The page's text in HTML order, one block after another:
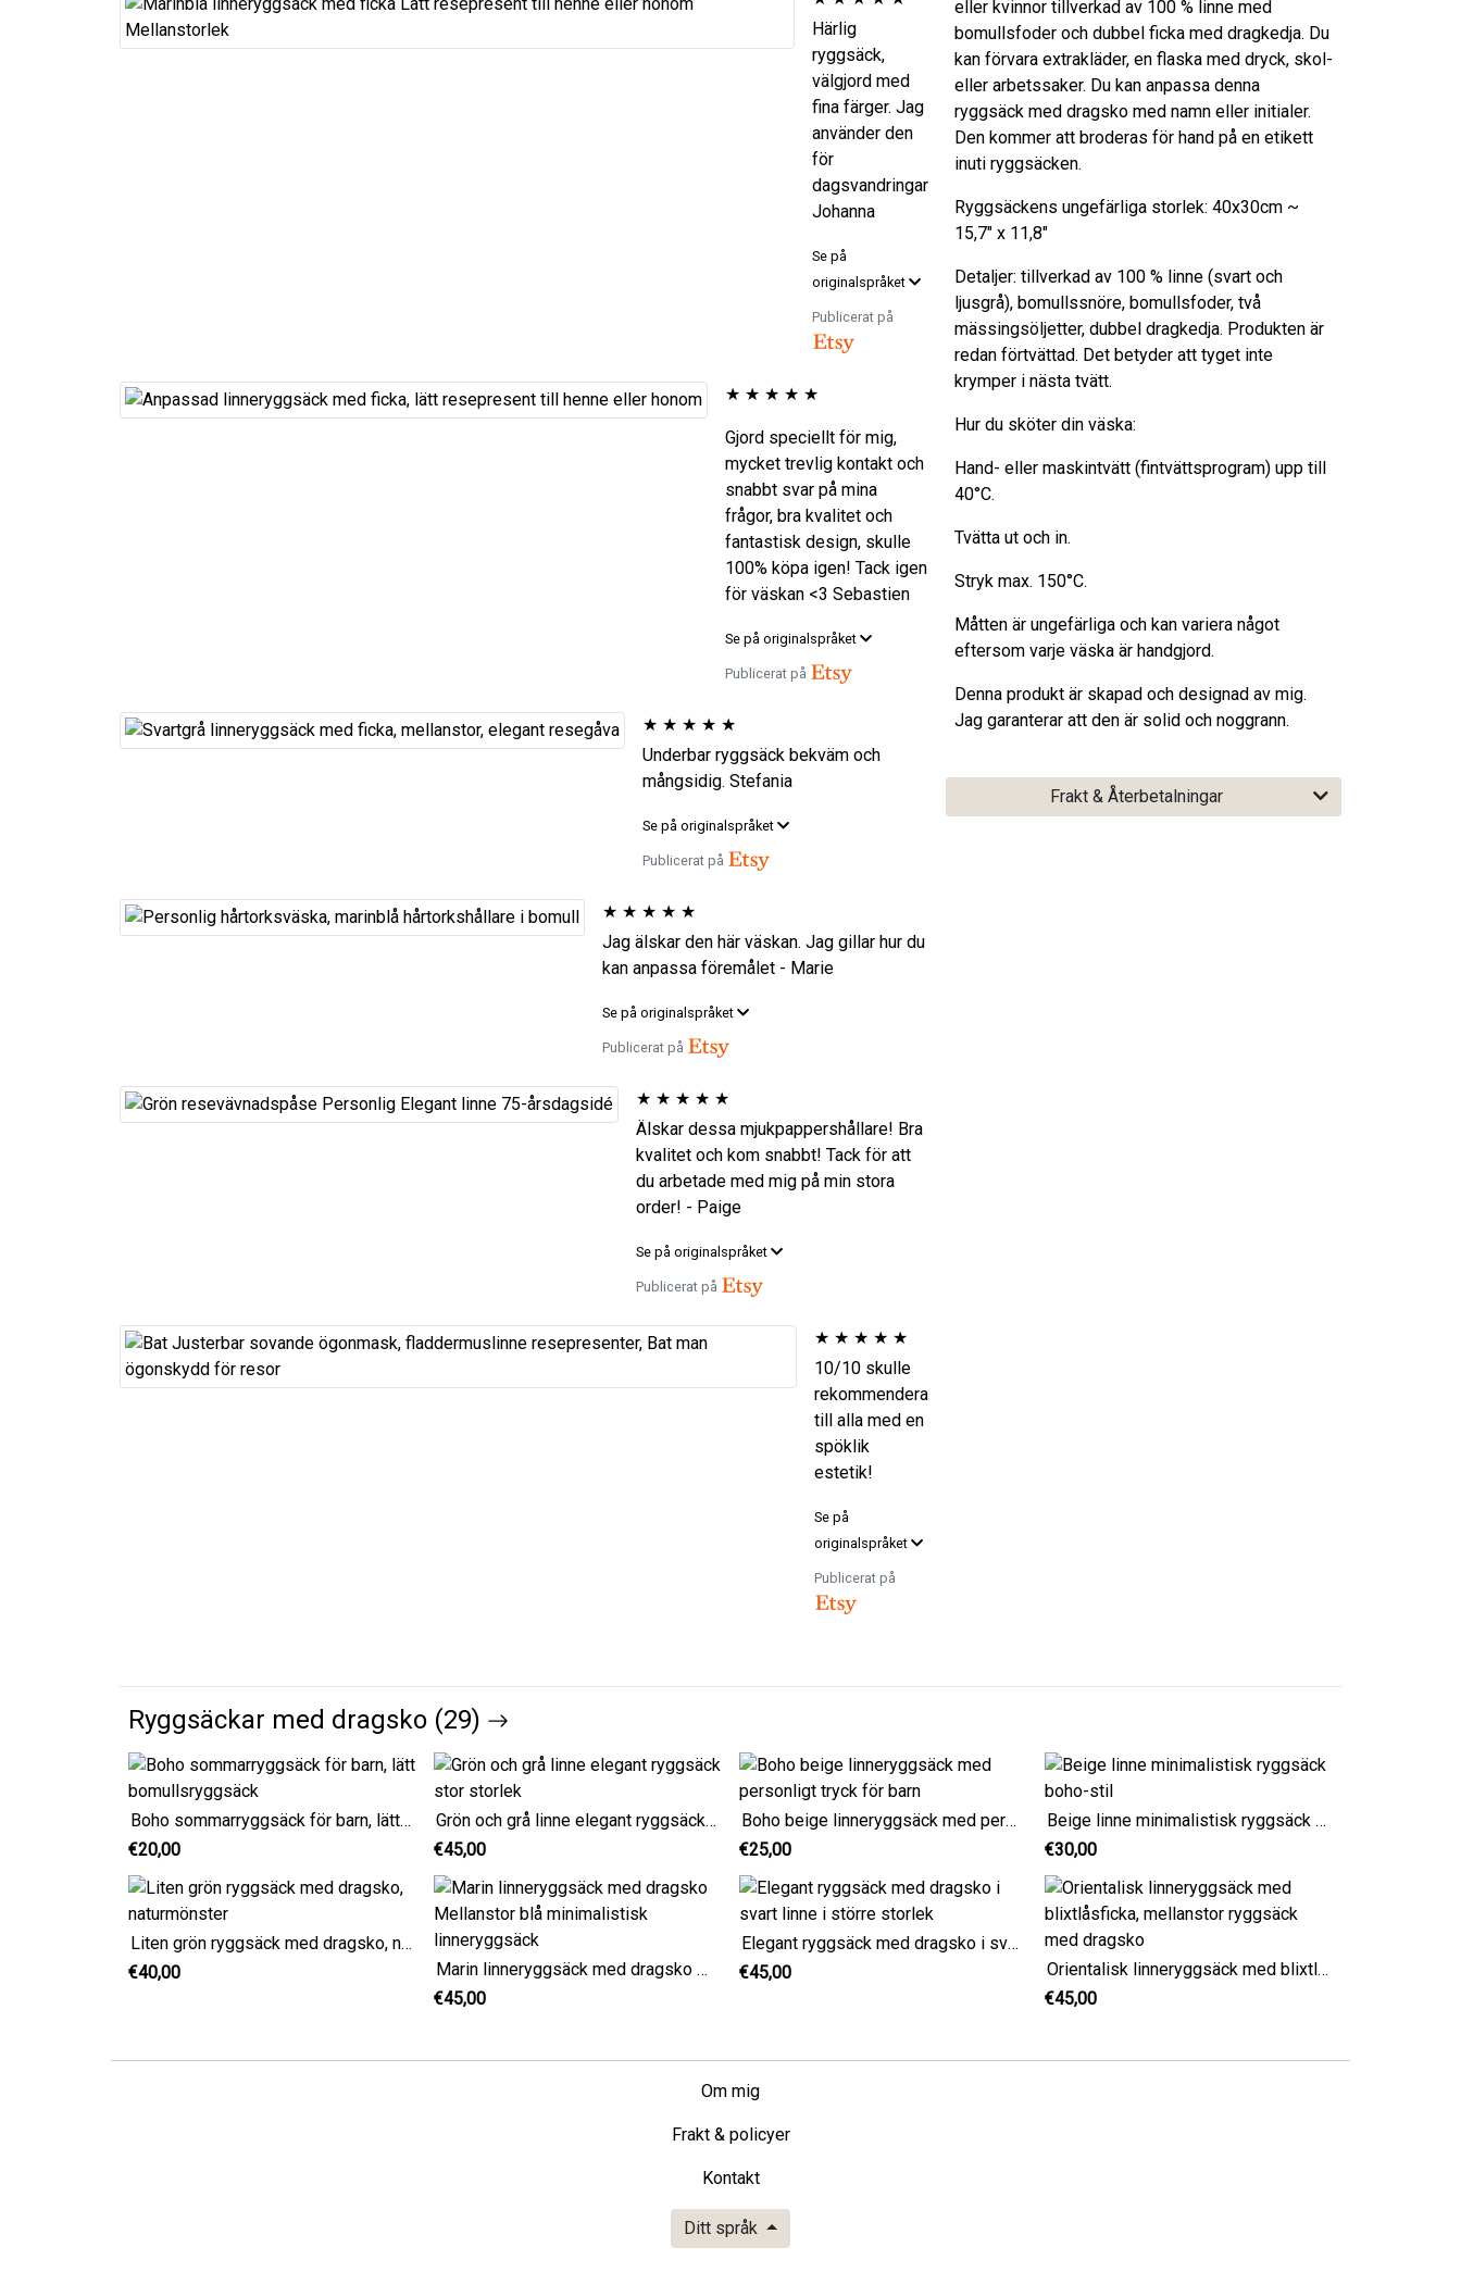
eller kvinnor tillverkad av 100 % linne med
bomullsfoder och dubbel ficka med dragkedja. Du
kan förvara extrakläder, en flaska med dryck, skol-
eller arbetssaker. Du kan anpassa denna
ryggsäck med dragsko med namn eller initialer.
Den kommer att broderas för hand på en etikett
inuti ryggsäcken.
Ryggsäckens ungefärliga storlek: 40x30cm ~
15,7" x 11,8"
Detaljer: tillverkad av 100 % linne (svart och
ljusgrå), bomullssnöre, bomullsfoder, två
mässingsöljetter, dubbel dragkedja. Produkten är
redan förtvättad. Det betyder att tyget inte
krymper i nästa tvätt.
Hur du sköter din väska:
Hand- eller maskintvätt (fintvättsprogram) upp till
40°C.
Tvätta ut och in.
Stryk max. 150°C.
Måtten är ungefärliga och kan variera något
eftersom varje väska är handgjord.
Denna produkt är skapad och designad av mig.
Jag garanterar att den är solid och noggrann.
Frakt & Återbetalningar
Härlig
ryggsäck,
välgjord med
fina färger. Jag
använder den
för
dagsvandringar
Johanna
Se på
originalspråket
Publicerat på
★ ★ ★ ★ ★
Gjord speciellt för mig,
mycket trevlig kontakt och
snabbt svar på mina
frågor, bra kvalitet och
fantastisk design, skulle
100% köpa igen! Tack igen
för väskan <3 Sebastien
Se på originalspråket
Publicerat på
★ ★ ★ ★ ★
Underbar ryggsäck bekväm och
mångsidig. Stefania
Se på originalspråket
Publicerat på
★ ★ ★ ★ ★
Jag älskar den här väskan. Jag gillar hur du
kan anpassa föremålet - Marie
Se på originalspråket
Publicerat på
★ ★ ★ ★ ★
Älskar dessa mjukpappershållare! Bra
kvalitet och kom snabbt! Tack för att
du arbetade med mig på min stora
order! - Paige
Se på originalspråket
Publicerat på
★ ★ ★ ★ ★
10/10 skulle
rekommendera
till alla med en
spöklik
estetik!
Se på
originalspråket
Publicerat på
Ryggsäckar med dragsko (29)
Boho sommarryggsäck för barn, lätt bomullsryggsäck
€20,00
Grön och grå linne elegant ryggsäck stor storlek
€45,00
Boho beige linneryggsäck med personligt tryck för barn
€25,00
Beige linne minimalistisk ryggsäck boho-stil
€30,00
Liten grön ryggsäck med dragsko, naturmönster
€40,00
Marin linneryggsäck med dragsko Mellanstor blå minimalistisk linneryggsäck
€45,00
Elegant ryggsäck med dragsko i svart linne i större storlek
€45,00
Orientalisk linneryggsäck med blixtlåsficka, mellanstor ryggsäck med dragsko
€45,00
Om mig
Frakt & policyer
Kontakt
Ditt språk